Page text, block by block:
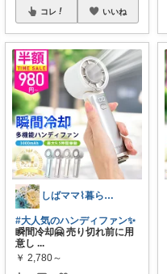
コレ いいね
しばママ⌇暮らしと子育て
#大人気のハンディファン✨
瞬間冷却🤗 売り切れ前に用
意し ...
￥ 2,780～